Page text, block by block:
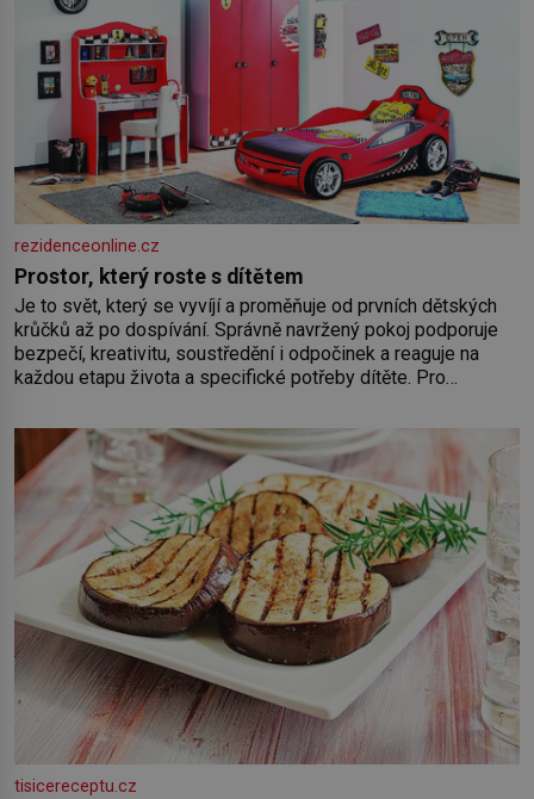
rezidenceonline.cz
Prostor, který roste s dítětem
Je to svět, který se vyvíjí a proměňuje od prvních dětských
krůčků až po dospívání. Správně navržený pokoj podporuje
bezpečí, kreativitu, soustředění i odpočinek a reaguje na
každou etapu života a specifické potřeby dítěte. Pro
by pokoj miminka měl působit především klidně a útulně.
Předškolní věk je
tisicereceptu.cz